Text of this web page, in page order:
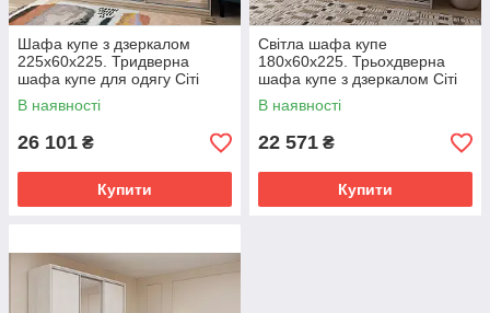
Шафа купе з дзеркалом
225х60х225. Тридверна
шафа купе для одягу Сіті
Лайт Дуб сонома 3 Дзеркала
225х60х225
В наявності
26 101 ₴
Купити
Світла шафа купе
180х60х225. Трьохдверна
шафа купе з дзеркалом Сіті
Лайт Кашемір 1 ДСП / 2
дзеркала. Шафа у вітальню
В наявності
22 571 ₴
Купити